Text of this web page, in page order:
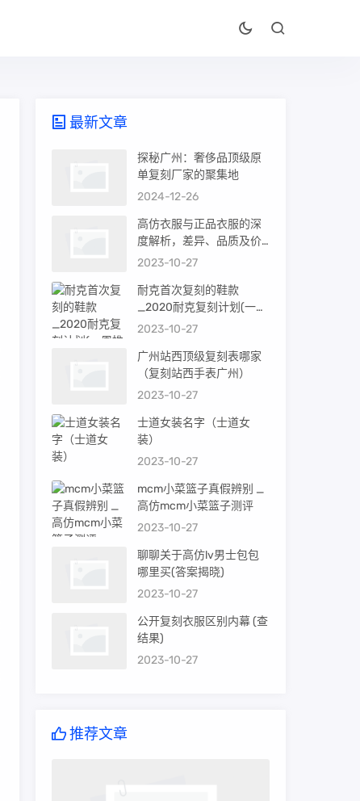
最新文章
探秘广州：奢侈品顶级原
单复刻厂家的聚集地
2024-12-26
高仿衣服与正品衣服的深
度解析，差异、品质及价
值
2023-10-27
耐克首次复刻的鞋款
_2020耐克复刻计划(一周
推荐)
2023-10-27
广州站西顶级复刻表哪家
（复刻站西手表广州）
2023-10-27
士道女装名字（士道女
装）
2023-10-27
mcm小菜篮子真假辨别 _
高仿mcm小菜篮子测评
2023-10-27
聊聊关于高仿lv男士包包
哪里买(答案揭晓)
2023-10-27
公开复刻衣服区别内幕 (查
结果)
2023-10-27
推荐文章